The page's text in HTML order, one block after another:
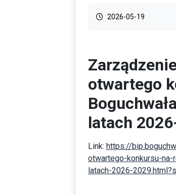
2026-05-19
otwartego
latach
Link: https://
otwartego-konkursu-
latach-2026-